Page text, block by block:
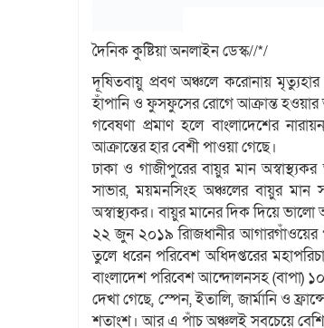
দৈনিক কুষ্টিয়া অনলাইন ডেস্ক//*/
দূষিতবায়ু প্রবণ অঞ্চলে করোনায়
হাঁপানি ও ফুসফুসের রোগে আক্রান্ত হওয়ার
গবেষণা প্রমাণ হলে বাংলাদেশের
আক্রান্তের হার বেশী পাওয়া গেছে।
ঢাকা ও গাজীপুরের বায়ুর মান
সাভার, ময়মনসিংহ অঞ্চলের বায়ুর মান
অস্বাস্থ্যকর। বায়ুর মানের দিক দিয়ে ভালো
২২ জুন ২০১৯ রিাজধানীর আগারগাঁওয়ের
তুলে ধরেন পরিবেশ অধিদপ্তরের
বাংলাদেশ পরিবেশ আন্দোলনসহ (বাপা)
দেখা গেছে, স্পেন, ইতালি, জার্মানি ও
শতাংশ। আর এ পাঁচ অঞ্চলই সবচেয়ে